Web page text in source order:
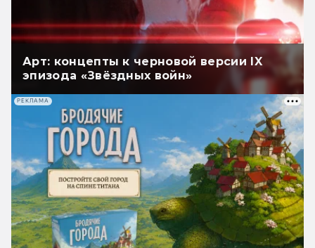
Арт: концепты к черновой версии IX
эпизода «Звёздных войн»
РЕКЛАМА